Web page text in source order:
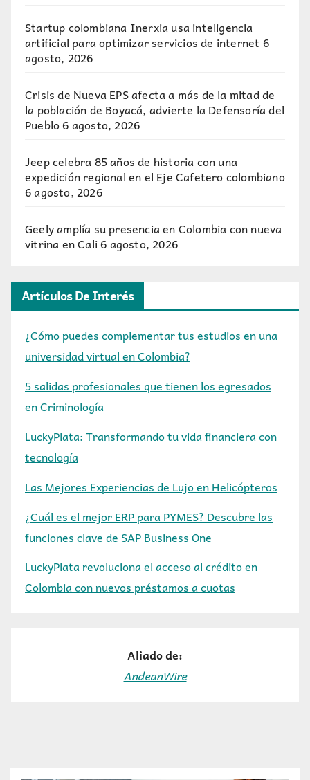
Startup colombiana Inerxia usa inteligencia
artificial para optimizar servicios de internet 6
agosto, 2026
Crisis de Nueva EPS afecta a más de la mitad de
la población de Boyacá, advierte la Defensoría del
Pueblo6 agosto, 2026
Jeep celebra 85 años de historia con una
expedición regional en el Eje Cafetero colombiano
6 agosto, 2026
Geely amplía su presencia en Colombia con nueva
vitrina en Cali 6 agosto, 2026
Artículos De Interés
¿Cómo puedes complementar tus estudios en una
universidad virtual en Colombia?
5 salidas profesionales que tienen los egresados
en Criminología
LuckyPlata: Transformando tu vida financiera con
tecnología
Las Mejores Experiencias de Lujo en Helicópteros
¿Cuál es el mejor ERP para PYMES? Descubre las
funciones clave de SAP Business One
LuckyPlata revoluciona el acceso al crédito en
Colombia con nuevos préstamos a cuotas
Aliado de:
AndeanWire